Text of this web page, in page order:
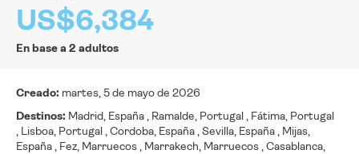
US$6,384
En base a 2 adultos
Creado: martes, 5 de mayo de 2026
Destinos: Madrid, España , Ramalde, Portugal , Fátima, Portugal
, Lisboa, Portugal , Cordoba, España , Sevilla, España , Mijas,
España , Fez, Marruecos , Marrakech, Marruecos , Casablanca,